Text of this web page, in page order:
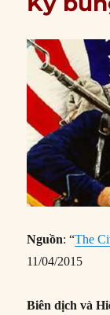
Nguồn: “The
11/04/2015
Biên dịch và